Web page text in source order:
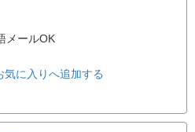
メールOK
気に入りへ追加する